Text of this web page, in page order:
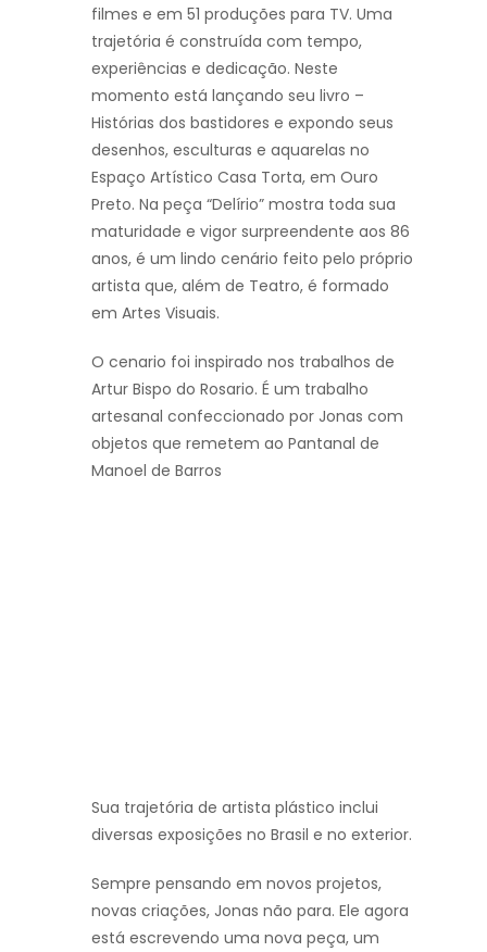
filmes e em 51 produções para TV. Uma
trajetória é construída com tempo,
experiências e dedicação. Neste
momento está lançando seu livro –
Histórias dos bastidores e expondo seus
desenhos, esculturas e aquarelas no
Espaço Artístico Casa Torta, em Ouro
Preto. Na peça “Delírio” mostra toda sua
maturidade e vigor surpreendente aos 86
anos, é um lindo cenário feito pelo próprio
artista que, além de Teatro, é formado
em Artes Visuais.
O cenario foi inspirado nos trabalhos de
Artur Bispo do Rosario. É um trabalho
artesanal confeccionado por Jonas com
objetos que remetem ao Pantanal de
Manoel de Barros
Sua trajetória de artista plástico inclui
diversas exposições no Brasil e no exterior.
Sempre pensando em novos projetos,
novas criações, Jonas não para. Ele agora
está escrevendo uma nova peça, um